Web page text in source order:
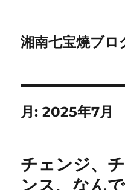
湘南七宝燒ブロ
月:2025年7月
チェンジ、
ンス、なん